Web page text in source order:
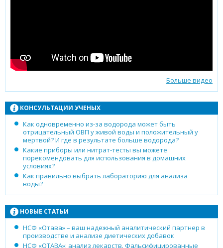
Больше видео
КОНСУЛЬТАЦИИ УЧЕНЫХ
Как одновременно из-за водорода может быть
отрицательный ОВП у живой воды и положительный у
мертвой? И где в результате больше водорода?
Какие приборы или нитрат-тесты вы можете
порекомендовать для использования в домашних
условиях?
Как правильно выбрать лабораторию для анализа
воды?
НОВЫЕ СТАТЬИ
НСФ «Отава» – ваш надежный аналитический партнер в
производстве и анализе диетических добавок
НСФ «ОТАВА»: анализ лекарств. Фальсифицированные